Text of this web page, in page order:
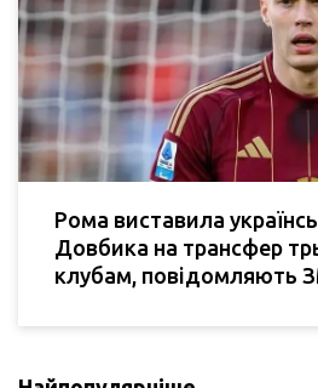
Рома виставила
Довбика на трансфер
клубам, повідомляють